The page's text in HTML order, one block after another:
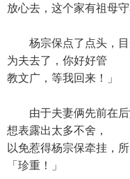
放心去，这个家有祖母
杨宗保点了点头，目
为夫去了，你好好管
教文广，等我回来！」
由于夫妻俩先前在后
想表露出太多不舍，
以免惹得杨宗保牵挂，
「珍重！」